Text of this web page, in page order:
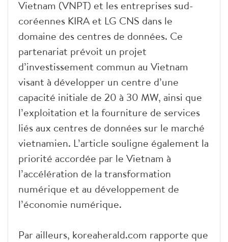
Vietnam (VNPT) et les entreprises sud-
coréennes KIRA et LG CNS dans le
domaine des centres de données. Ce
partenariat prévoit un projet
d’investissement commun au Vietnam
visant à développer un centre d’une
capacité initiale de 20 à 30 MW, ainsi que
l’exploitation et la fourniture de services
liés aux centres de données sur le marché
vietnamien. L’article souligne également la
priorité accordée par le Vietnam à
l’accélération de la transformation
numérique et au développement de
l’économie numérique.
Par ailleurs, koreaherald.com rapporte que